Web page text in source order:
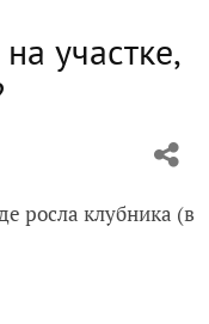
участке,
росла клубника (в